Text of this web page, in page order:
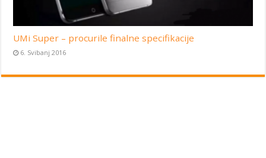
UMi Super – procurile finalne specifikacije
6. Svibanj 2016